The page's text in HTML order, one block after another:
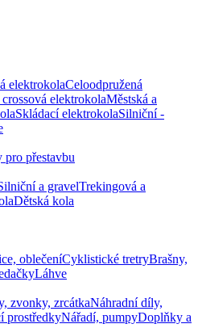
elektrokolaCeloodpružená
elektrokolaMěstská a
Skládací elektrokolaSilniční -
přestavbu
a gravelTrekingová a
Dětská kola
oblečeníCyklistické tretryBrašny,
Láhve
zvonky, zrcátkaNáhradní díly,
prostředkyNářadí, pumpyDoplňky a